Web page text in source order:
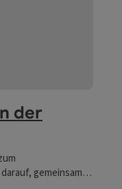
der
gemeinsam